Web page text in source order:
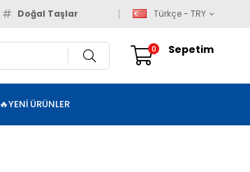
Doğal Taşlar Türkçe - TRY
Sepetim
0
🔥YENİ ÜRÜNLER